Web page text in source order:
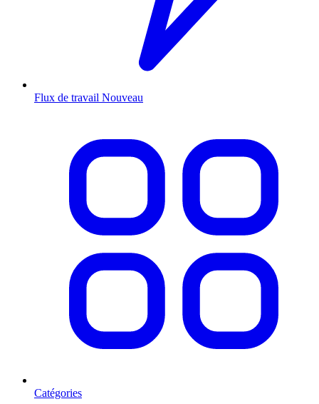
Flux de travail Nouveau
Catégories